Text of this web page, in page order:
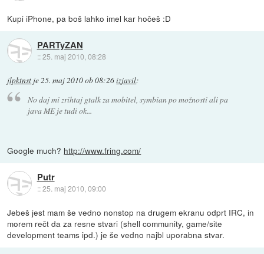
Kupi iPhone, pa boš lahko imel kar hočeš :D
PARTyZAN
::25. maj 2010, 08:28
jlpktnst je 25. maj 2010 ob 08:26izjavil:
No daj mi zrihtaj gtalk za mobitel, symbian po možnosti ali pa
java ME je tudi ok...
Google much? http://www.fring.com/
Putr
::25. maj 2010, 09:00
Jebeš jest mam še vedno nonstop na drugem ekranu odprt IRC, in
morem rečt da za resne stvari (shell community, game/site
development teams ipd.) je še vedno najbl uporabna stvar.